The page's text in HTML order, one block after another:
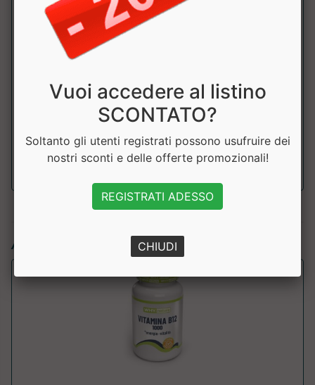
Tabella Nutrizionale
Componente
perla)
Vitamina D3
4000 UI
100mcg
Articoli simili:
Vuoi accedere al listino
SCONTATO?
Soltanto gli utenti registrati possono usufruire dei
nostri sconti e delle offerte promozionali!
REGISTRATI ADESSO
CHIUDI